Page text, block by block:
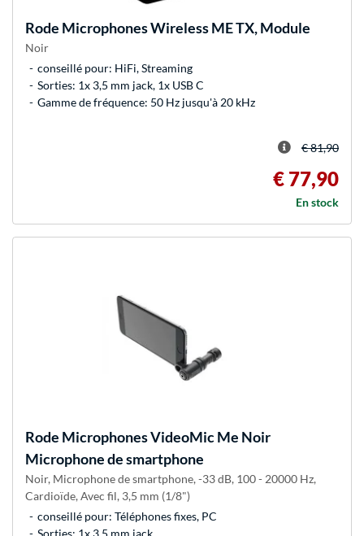
Rode MicrophonesWireless ME TX, Module
Noir
conseillé pour: HiFi, Streaming
Sorties: 1x 3,5 mm jack, 1x USB C
Gamme de fréquence: 50 Hz jusqu'à 20 kHz
€ 81,90
€ 77,90
En stock
Rode MicrophonesVideoMic Me Noir
Microphone de smartphone
Noir, Microphone de smartphone, -33 dB, 100 - 20000 Hz,
Cardioïde, Avec fil, 3,5 mm (1/8")
conseillé pour: Téléphones fixes, PC